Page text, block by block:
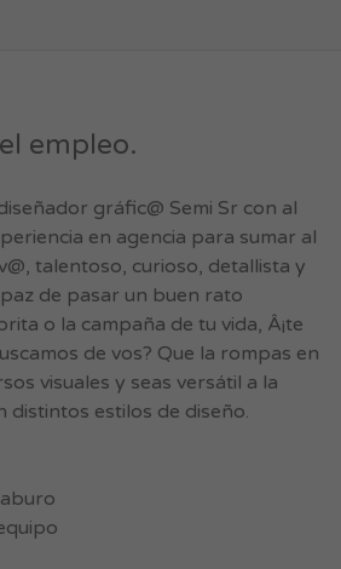
empleo.
gráfic@ Semi Sr con al
en agencia para sumar al
talentoso, curioso, detallista y
de pasar un buen rato
o la campaña de tu vida, Â¡te
de vos? Que la rompas en
visuales y seas versátil a la
distintos estilos de diseño.